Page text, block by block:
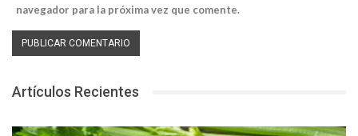
navegador para la próxima vez que comente.
Artículos Recientes